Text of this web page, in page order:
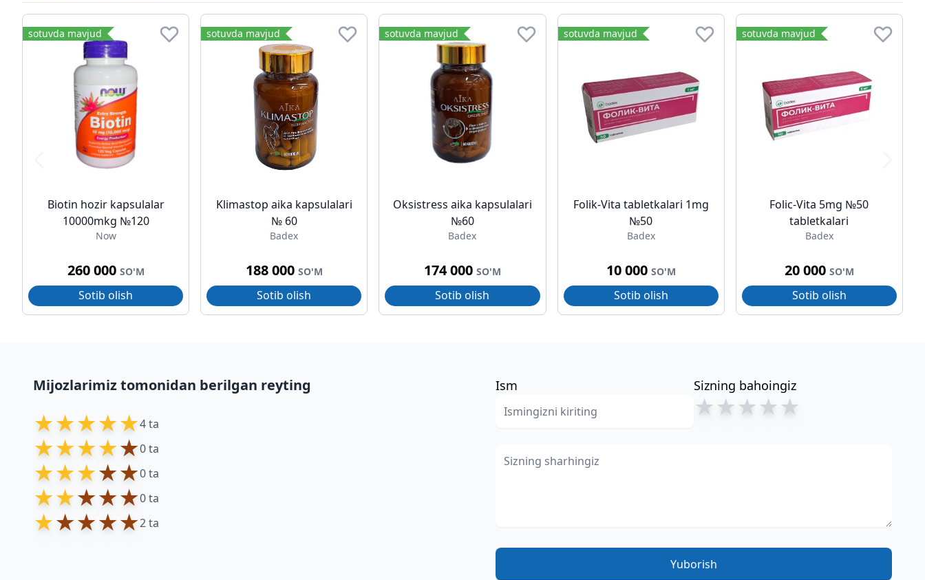
sotuvda mavjud
Biotin hozir kapsulalar
10000mkg №120
Now
260 000 SO'M
Sotib olish
sotuvda mavjud
Klimastop aika kapsulalari
№ 60
Badex
188 000 SO'M
Sotib olish
sotuvda mavjud
Oksistress aika kapsulalari
№60
Badex
174 000 SO'M
Sotib olish
sotuvda mavjud
Folik-Vita tabletkalari 1mg
№50
Badex
10 000 SO'M
Sotib olish
sotuvda mavjud
Folic-Vita 5mg №50
tabletkalari
Badex
20 000 SO'M
Sotib olish
Mijozlarimiz tomonidan berilgan reyting
★★★★★4 ta
★★★★★0 ta
★★★★★0 ta
★★★★★0 ta
★★★★★2 ta
Ism Sizning bahoingiz
★★★★★
Yuborish